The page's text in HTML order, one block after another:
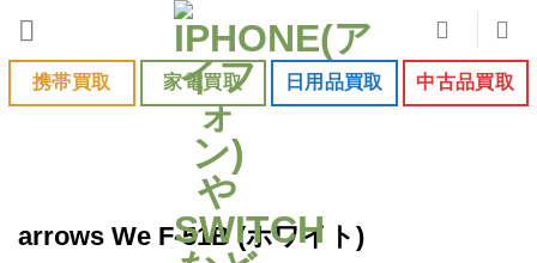
content携帯買取 家電買取 日用品買取 中古品買取
arrows We F-51B (ホワイト)